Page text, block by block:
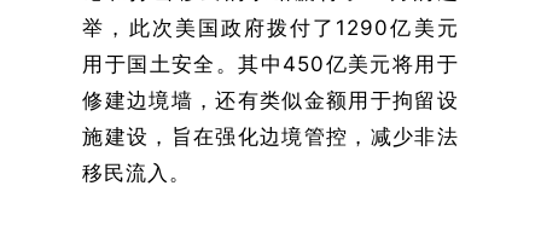
举，此次美国政府拨付了1290亿美元
用于国土安全。其中450亿美元将用于
修建边境墙，还有类似金额用于拘留设
施建设，旨在强化边境管控，减少非法
移民流入。